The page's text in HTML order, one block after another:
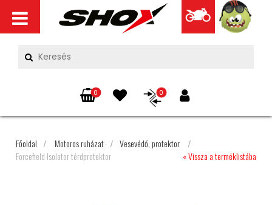
0 0
Főoldal / Motoros ruházat / Vesevédő, protektor
/
Forcefield Isolator térdprotektor
« Vissza a terméklistába